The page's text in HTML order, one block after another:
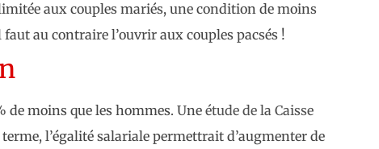
aux couples mariés, une condition de moins
au contraire l’ouvrir aux couples pacsés !
de moins que les hommes. Une étude de la Caisse
l’égalité salariale permettrait d’augmenter de